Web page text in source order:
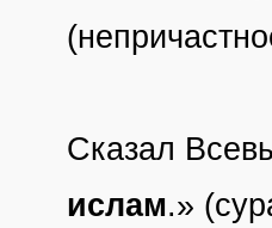
Сказал
ислам.»